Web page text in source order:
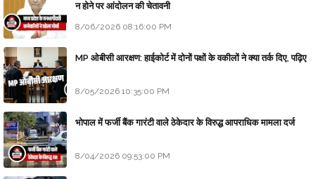
न होने पर आंदोलन की चेतावनी
8/06/2026 08:16:00 PM
MP ओबीसी आरक्षण: हाईकोर्ट में दोनों पक्षों के वकीलों ने क्या तर्क दिए, पढ़िए
8/05/2026 10:35:00 PM
भोपाल में फर्जी बैंक गारंटी वाले ठेकेदार के विरुद्ध आपराधिक मामला दर्ज
8/04/2026 09:53:00 PM